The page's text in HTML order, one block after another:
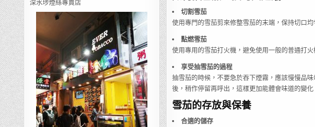
深水埗煙絲專賣店
切割雪茄
使用專門的雪茄剪來修整雪茄的末端，保持切口
點燃雪茄
使用專用的雪茄打火機，避免使用一般的普通打
享受抽雪茄的過程
抽雪茄的時候，不要急於吞下煙霧，應該慢慢品
後，稍作停留再呼出，這樣更加能體會味道的變化
雪茄的存放與保養
合適的儲存